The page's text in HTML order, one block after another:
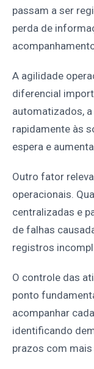
passam a ser
perda de
A agilidade
diferencial
automatizados,
rapidamente às
espera e
Outro fator
operacionais.
centralizadas e
de falhas
registros
O controle das
ponto
acompanhar
identificando
prazos com